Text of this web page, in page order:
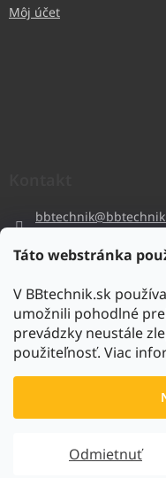
Táto webstránka
V BBtechnik.sk
umožnili pohodlné
prevádzky neustále
použiteľnosť. Viac
Odmietnuť
Môj účet
bbtechnik@
bbtechnik
https://
Upraviť